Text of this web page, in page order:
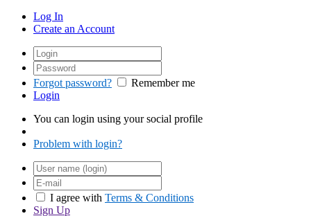
Log In
Create an Account
Forgot password?
Remember me
Login
You can login using your social profile
Problem with login?
I agree with Terms & Conditions
Sign Up